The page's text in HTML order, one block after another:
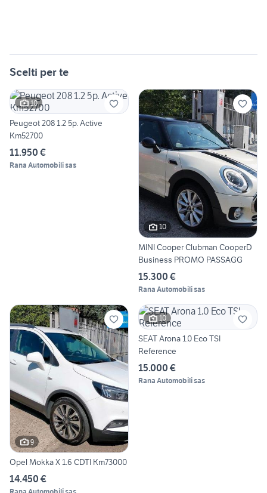
Scelti per te
10
Peugeot 208 1.2 5p. Active
Km52700
11.950 €
Rana Automobili sas
10
MINI Cooper Clubman CooperD
Business PROMO PASSAGG
15.300 €
Rana Automobili sas
9
Opel Mokka X 1.6 CDTI Km73000
14.450 €
10
SEAT Arona 1.0 Eco TSI
Reference
15.000 €
Rana Automobili sas